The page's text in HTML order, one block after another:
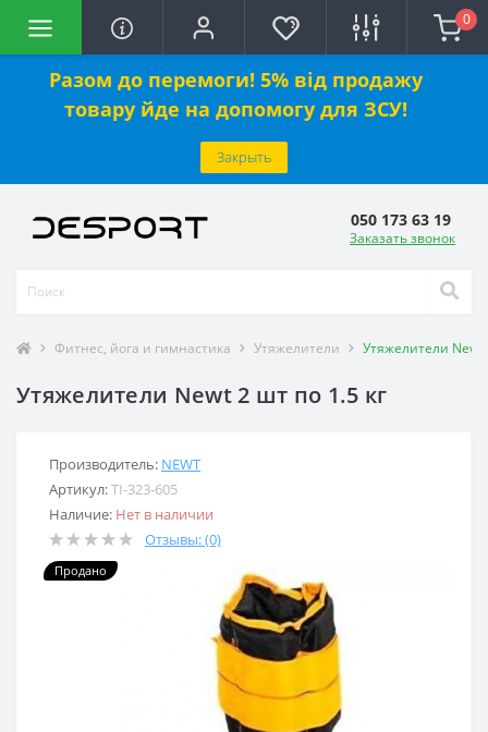
Разом до перемоги! 5% від продажу
товару йде на допомогу для ЗСУ!
Закрыть
0
050 173 63 19
Заказать звонок
Фитнес, йога и гимнастика Утяжелители Утяжелители Newt
Утяжелители Newt 2 шт по 1.5 кг
Производитель: NEWT
Артикул:TI-323-605
Наличие: Нет в наличии
Отзывы: (0)
Продано